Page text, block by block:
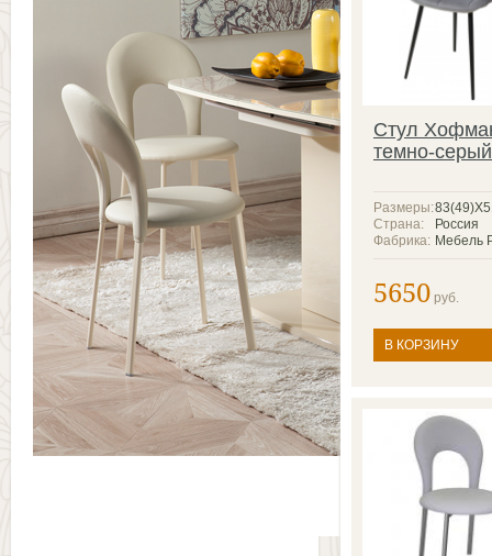
Стул
темно-
Размеры:
Россия
Страна:
Мебель
Фабрика:
5650 руб.
В КОРЗИНУ